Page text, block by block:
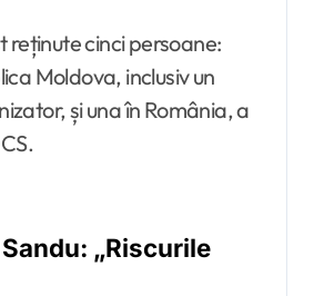
reținute cinci persoane:
Moldova, inclusiv un
și una în România, a
„Riscurile